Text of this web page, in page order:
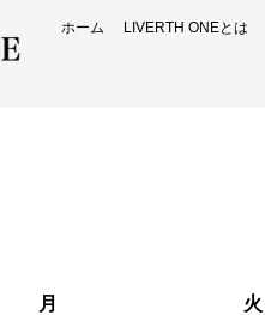
ホーム LIVERTH ONEとは
月 火